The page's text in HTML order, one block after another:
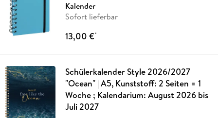
Kalender
Sofort lieferbar
13,00 €*
Schülerkalender Style 2026/2027
"Ocean" | A5, Kunststoff: 2 Seiten = 1
Woche ; Kalendarium: August 2026 bis
Juli 2027